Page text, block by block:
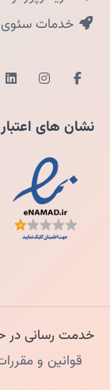
خدمات
نشان های
خدمت رسانی در
قوانین و